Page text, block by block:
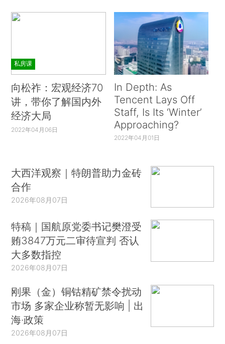
私房课
向松祚：宏观经济70
讲，带你了解国内外
经济大局
2022年04月06日
In Depth: As
Tencent Lays Off
Staff, Is Its ‘Winter’
Approaching?
2022年04月01日
大西洋观察｜特朗普助力金砖
合作
2026年08月07日
特稿｜国航原党委书记樊澄受
贿3847万元二审待宣判 否认
大多数指控
2026年08月07日
刚果（金）铜钴精矿禁令扰动
市场 多家企业称暂无影响 | 出
海·政策
2026年08月07日